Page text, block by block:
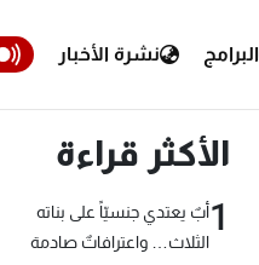
البرامج نشرة الأخبار
الأكثر قراءة
1أبٌ يعتدي جنسيّاً على بناته
الثلاث… واعترافاتٌ صادمة